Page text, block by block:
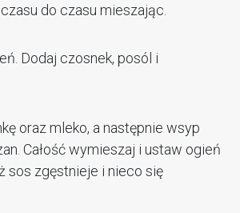
do czasu mieszając.
Dodaj czosnek, posól i
oraz mleko, a następnie wsyp
Całość wymieszaj i ustaw ogień
sos zgęstnieje i nieco się